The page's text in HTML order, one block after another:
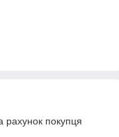
рахунок покупця